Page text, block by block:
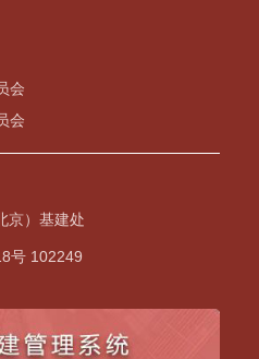
会
会
京）基建处
号 102249